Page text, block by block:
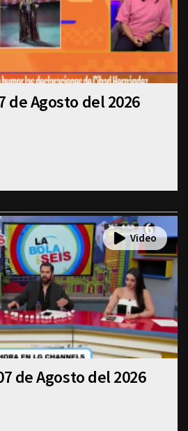
de Agosto del 2026
de Agosto del 2026